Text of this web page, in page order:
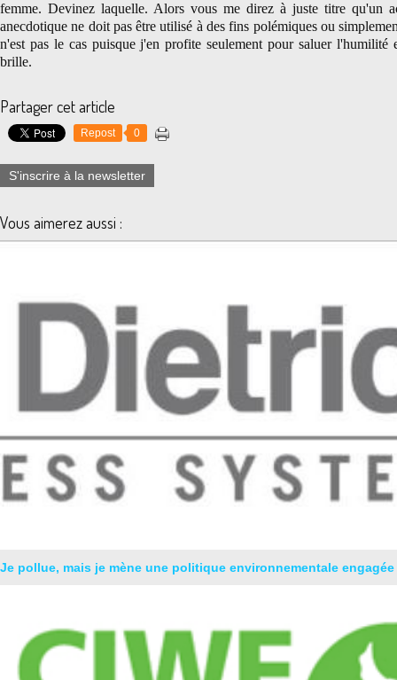
femme. Devinez laquelle. Alors vous me direz à juste titre qu'un
anecdotique ne doit pas être utilisé à des fins polémiques ou
n'est pas le cas puisque j'en profite seulement pour saluer l'humilité
brille.
Partager cet article
Repost 0
S'inscrire à la newsletter
Vous aimerez aussi :
Je pollue, mais je mène une politique environnementale engagée